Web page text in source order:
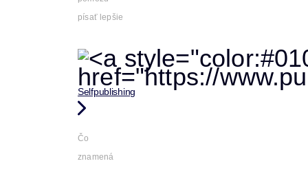
písať lepšie
Selfpublishing
Čo
znamená